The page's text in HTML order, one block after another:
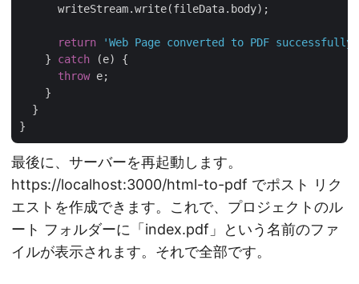
      writeStream.write(fileData.body);
return
'Web Page converted to PDF successfully'
    }
catch (e) {
throw e;
    }
  }
最後に、サーバーを再起動します。
https://localhost:3000/html-to-pdf でポスト リク
エストを作成できます。これで、プロジェクトのル
ート フォルダーに「index.pdf」という名前のファ
イルが表示されます。それで全部です。